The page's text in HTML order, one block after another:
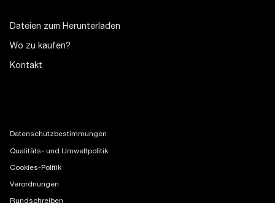
Dateien zum Herunterladen
Wo zu kaufen?
Kontakt
Datenschutzbestimmungen
Qualitäts- und Umweltpolitik
Cookies-Politik
Verordnungen
Rundschreiben